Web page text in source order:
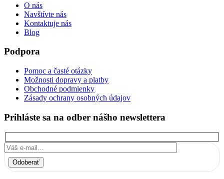
O nás
Navštívte nás
Kontaktuje nás
Blog
Podpora
Pomoc a časté otázky
Možnosti dopravy a platby
Obchodné podmienky
Zásady ochrany osobných údajov
Prihláste sa na odber nášho newslettera
Odoberať